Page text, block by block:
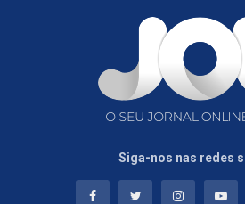
Siga-nos nas redes